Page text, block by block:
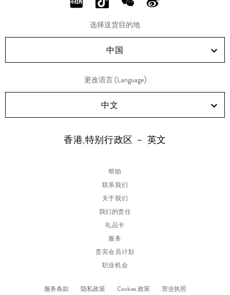
分
RED!
分
享
Douyin!
分
享
WeChat!
分
Weibo!
选择送货目的地
中国
更改语言 (Language)
中文
香港,特别行政区 － 英文
帮助
联系我们
关于我们
我们的责任
礼品卡
服务
贵宾会员计划
职业机会
服务条款 隐私政策 Cookies 政策 营业执照